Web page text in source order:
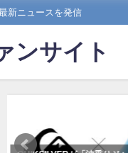
新ニュースを発信
ンサイト